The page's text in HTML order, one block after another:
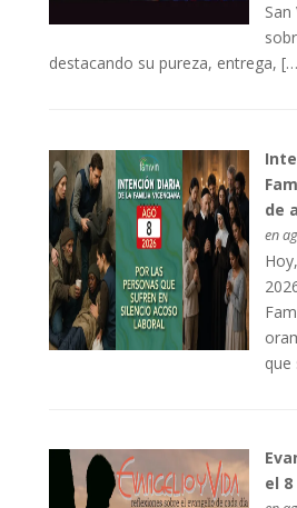
San
destacando su pureza, entrega,
de
en
el